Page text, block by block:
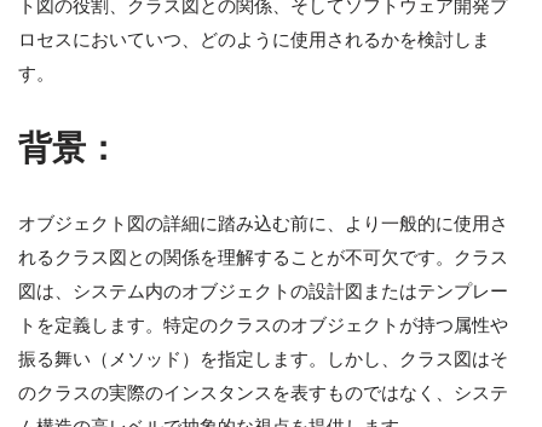
ト図の役割、クラス図との関係、そしてソフトウェア開発プ
ロセスにおいていつ、どのように使用されるかを検討しま
す。
背景：
オブジェクト図の詳細に踏み込む前に、より一般的に使用さ
れるクラス図との関係を理解することが不可欠です。クラス
図は、システム内のオブジェクトの設計図またはテンプレー
トを定義します。特定のクラスのオブジェクトが持つ属性や
振る舞い（メソッド）を指定します。しかし、クラス図はそ
のクラスの実際のインスタンスを表すものではなく、システ